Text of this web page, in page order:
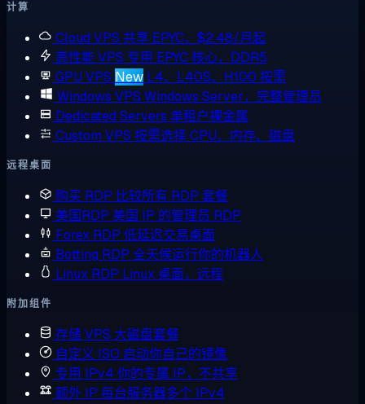
计算
Cloud VPS 共享 EPYC，$2.48/月起
高性能 VPS 专用 EPYC 核心，DDR5
GPU VPS New L4、L40S、H100 按需
Windows VPS Windows Server，完整管理员
Dedicated Servers 单租户裸金属
Custom VPS 按需选择 CPU、内存、磁盘
远程桌面
购买 RDP 比较所有 RDP 套餐
美国RDP 美国 IP 的管理员 RDP
Forex RDP 低延迟交易桌面
Botting RDP 全天候运行你的机器人
Linux RDP Linux 桌面，远程
附加组件
存储 VPS 大磁盘套餐
自定义 ISO 启动你自己的镜像
专用 IPv4 你的专属 IP，不共享
额外 IP 每台服务器多个 IPv4